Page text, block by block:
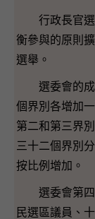
行政長官選
衡參與的原則
選舉。
選委會的成
個界別各增加
第二和第三界
三十二個界別
按比例增加。
選委會第四
民選區議員、